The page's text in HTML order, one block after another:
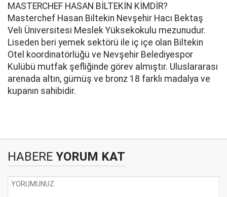
MASTERCHEF HASAN BİLTEKİN KİMDİR?
Masterchef Hasan Biltekin Nevşehir Hacı Bektaş
Veli Üniversitesi Meslek Yüksekokulu mezunudur.
Liseden beri yemek sektörü ile iç içe olan Biltekin
Otel koordinatörlüğü ve Nevşehir Belediyespor
Kulübü mutfak şefliğinde görev almıştır. Uluslararası
arenada altın, gümüş ve bronz 18 farklı madalya ve
kupanın sahibidir.
HABERE YORUM KAT